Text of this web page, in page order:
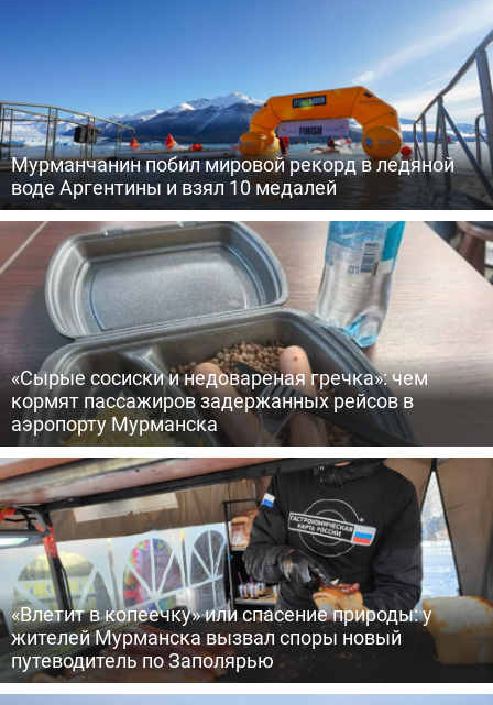
Мурманчанин побил мировой рекорд в ледяной
воде Аргентины и взял 10 медалей
«Сырые сосиски и недовареная гречка»: чем
кормят пассажиров задержанных рейсов в
аэропорту Мурманска
«Влетит в копеечку» или спасение природы: у
жителей Мурманска вызвал споры новый
путеводитель по Заполярью